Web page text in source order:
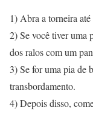
1) Abra a torneira
2) Se você tiver uma
dos ralos com um
3) Se for uma pia de
transbordamento.
4) Depois disso,